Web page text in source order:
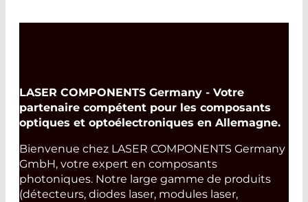
LASER COMPONENTS Germany - Votre
partenaire compétent pour les composants
optiques et optoélectroniques en Allemagne.
Bienvenue chez LASER COMPONENTS Germany
GmbH, votre expert en composants
photoniques. Notre large gamme de produits
(détecteurs, diodes laser, modules laser,